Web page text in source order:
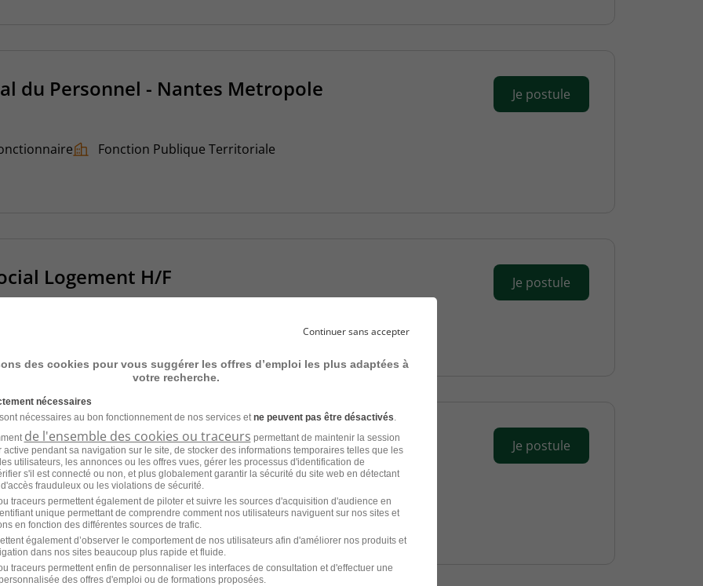
du Personnel - Nantes Metropole
Fonction Publique Territoriale
Je postule
Logement H/F Je postule
- Animer un Accueil de Jour pour
H/F
Service Civique
Je postule
Continuer sans accepter
des cookies pour vous suggérer les offres d’emploi les plus adaptées à
votre recherche.
nécessaires
nécessaires au bon fonctionnement de nos services et ne peuvent pas être désactivés
de l'ensemble des cookies ou traceurs permettant de maintenir la session
active pendant sa navigation sur le site, de stocker des informations temporaires telles que les
utilisateurs, les annonces ou les offres vues, gérer les processus d'identification de
s'il est connecté ou non, et plus globalement garantir la sécurité du site web en détectant
frauduleux ou les violations de sécurité.
traceurs permettent également de piloter et suivre les sources d'acquisition d'audience en
unique permettant de comprendre comment nos utilisateurs naviguent sur nos sites et
en fonction des différentes sources de trafic.
également d’observer le comportement de nos utilisateurs afin d'améliorer nos produits et
dans nos sites beaucoup plus rapide et fluide.
traceurs permettent enfin de personnaliser les interfaces de consultation et d'effectuer une
des offres d'emploi ou de formations proposées.